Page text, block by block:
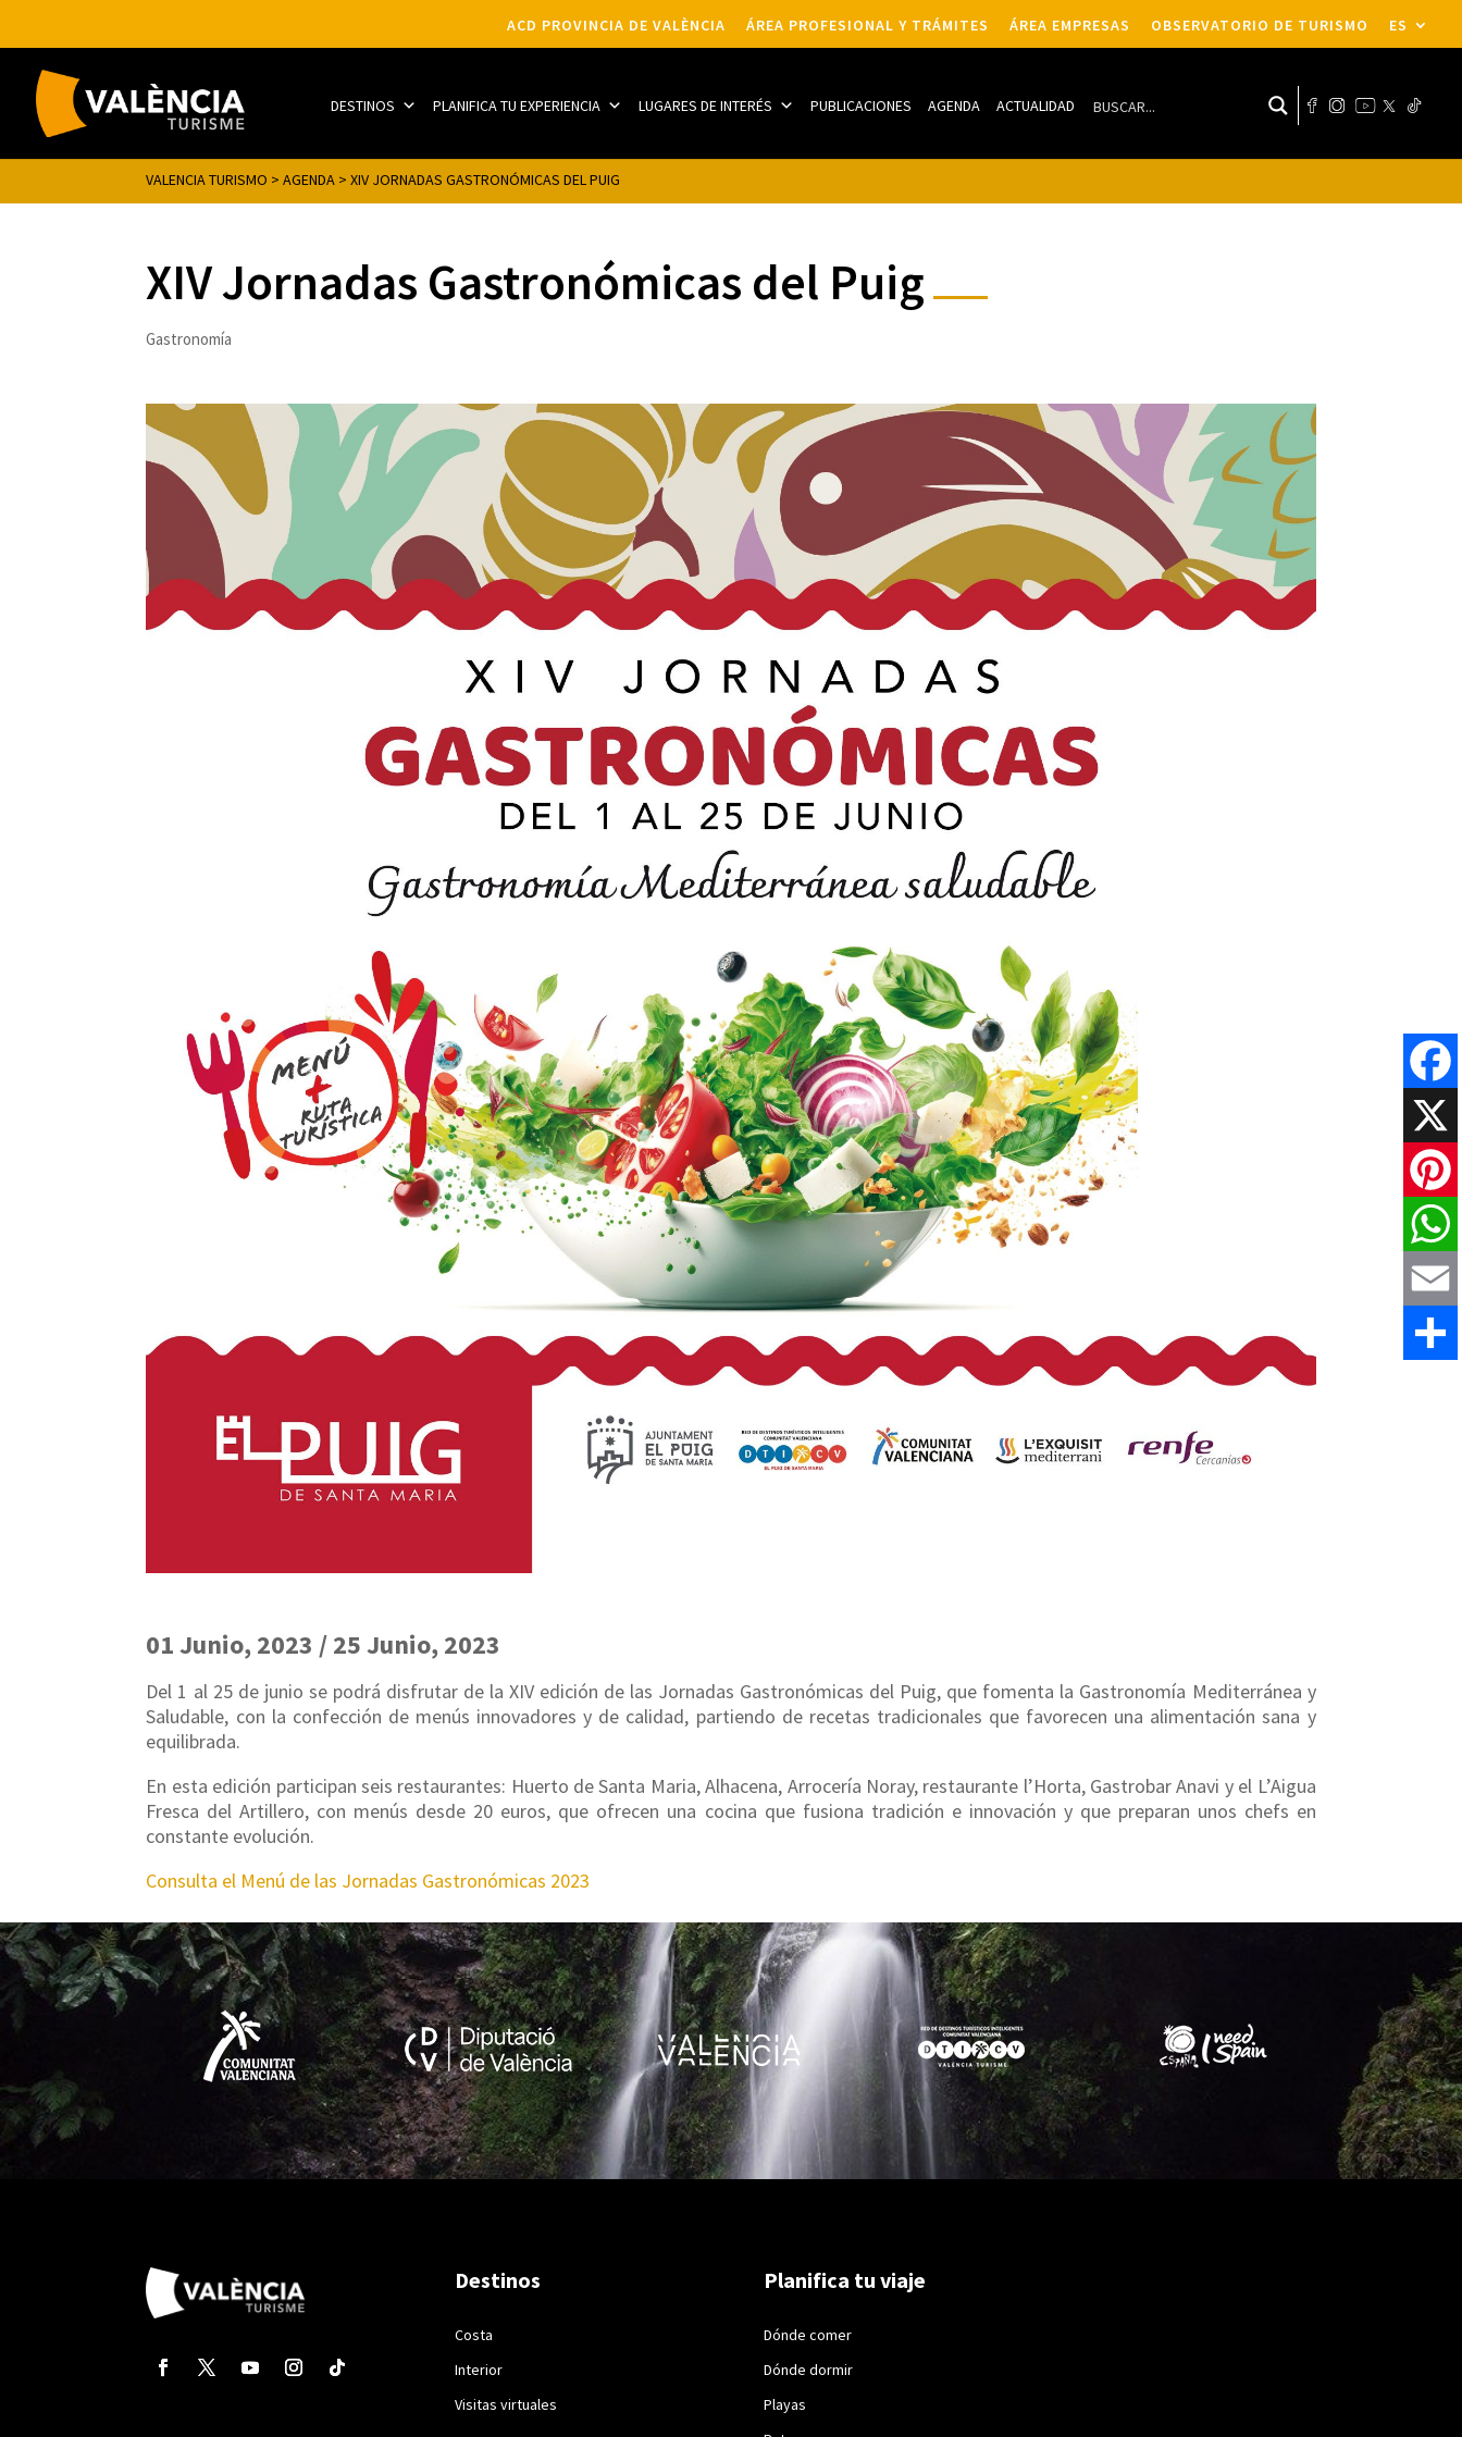
ACD PROVINCIA DE VALÈNCIA ÁREA PROFESIONAL Y TRÁMITES ÁREA EMPRESAS OBSERVATORIO DE TURISMO ES
DESTINOS PLANIFICA TU EXPERIENCIA LUGARES DE INTERÉS PUBLICACIONES AGENDA ACTUALIDAD
VALENCIA TURISMO >AGENDA >XIV JORNADAS GASTRONÓMICAS DEL PUIG
XIV Jornadas Gastronómicas del Puig
Gastronomía
01 Junio, 2023 / 25 Junio, 2023
Del 1 al 25 de junio se podrá disfrutar de la XIV edición de las Jornadas Gastronómicas del Puig, que fomenta la Gastronomía Mediterránea y
Saludable, con la confección de menús innovadores y de calidad, partiendo de recetas tradicionales que favorecen una alimentación sana y
equilibrada.
En esta edición participan seis restaurantes: Huerto de Santa Maria, Alhacena, Arrocería Noray, restaurante l’Horta, Gastrobar Anavi y el L’Aigua
Fresca del Artillero, con menús desde 20 euros, que ofrecen una cocina que fusiona tradición e innovación y que preparan unos chefs en
constante evolución.
Consulta el Menú de las Jornadas Gastronómicas 2023
Destinos
Costa
Interior
Visitas virtuales
Planifica tu viaje
Dónde comer
Dónde dormir
Playas
X
Email